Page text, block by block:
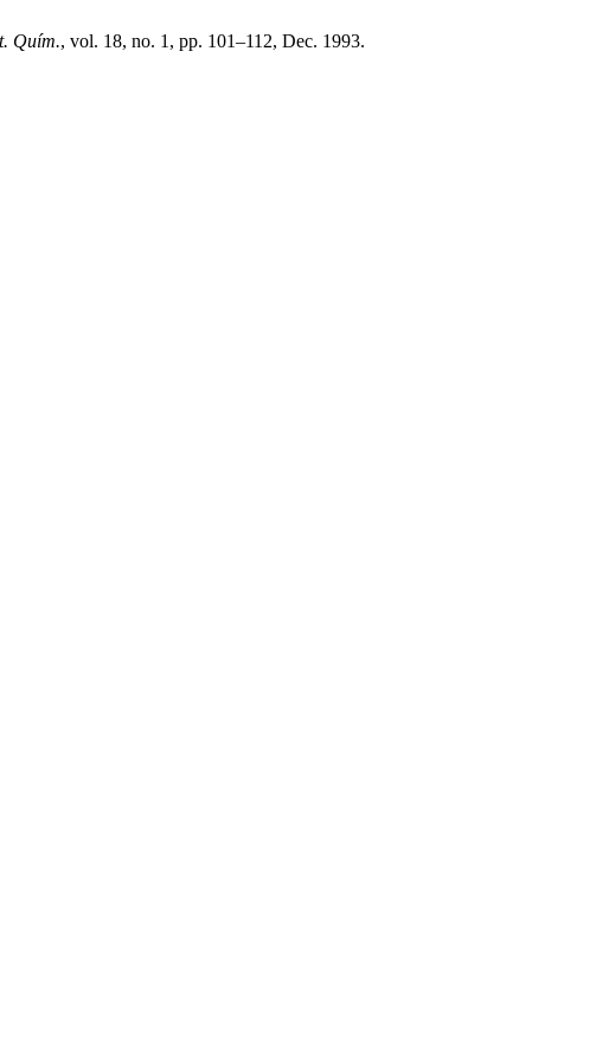
Quím., vol. 18, no. 1, pp. 101–112, Dec. 1993.